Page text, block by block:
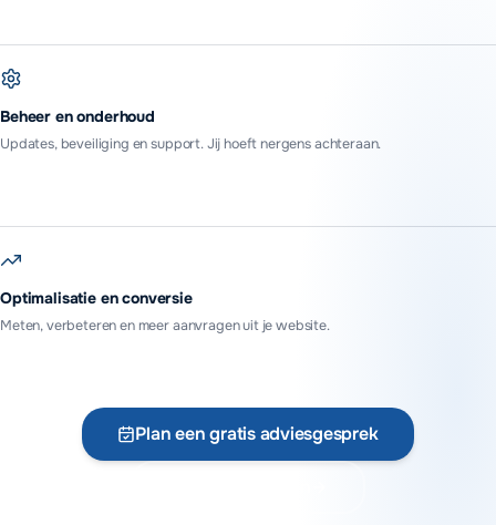
Beheer en onderhoud
Updates, beveiliging en support. Jij hoeft nergens achteraan.
Optimalisatie en conversie
Meten, verbeteren en meer aanvragen uit je website.
Plan een gratis adviesgesprek